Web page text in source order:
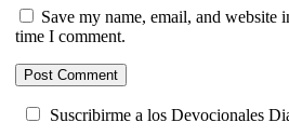
Save my name, email, and website
time I comment.
Suscribirme a los Devocionales